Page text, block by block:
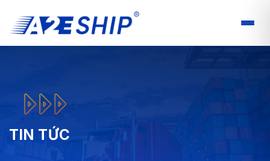
TIN TỨC